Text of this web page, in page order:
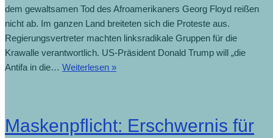
dem gewaltsamen Tod des Afroamerikaners Georg Floyd reißen
nicht ab. Im ganzen Land breiteten sich die Proteste aus.
Regierungsvertreter machten linksradikale Gruppen für die
Krawalle verantwortlich. US-Präsident Donald Trump will „die
Antifa in die… Weiterlesen »
Maskenpflicht: Erschwernis für